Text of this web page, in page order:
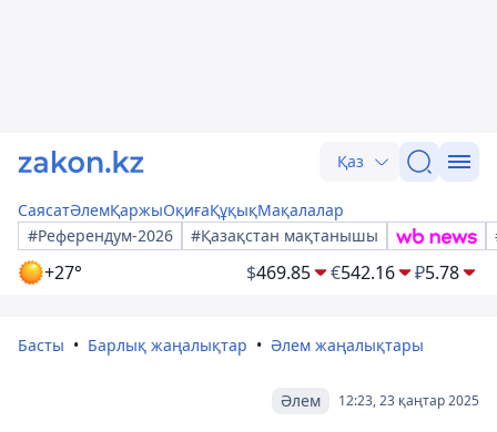
Қаз
СаясатӘлемҚаржыОқиғаҚұқықМақалалар
#Референдум-2026
#Қазақстан мақтанышы
+27° $469.85 €542.16 ₽5.78
Басты Барлық жаңалықтар Әлем жаңалықтары
12:23, 23 қаңтар 2025
Әлем